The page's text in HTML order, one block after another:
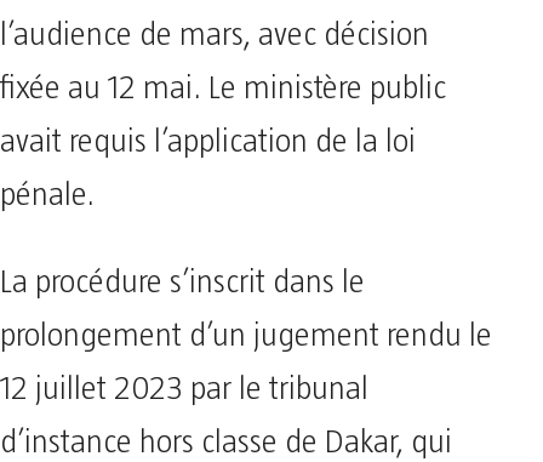
l’audience de mars, avec décision
fixée au 12 mai. Le ministère public
avait requis l’application de la loi
pénale.
La procédure s’inscrit dans le
prolongement d’un jugement rendu le
12 juillet 2023 par le tribunal
d’instance hors classe de Dakar, qui